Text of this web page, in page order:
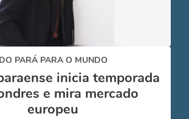
DO PARÁ PARA O MUNDO
inicia temporada
e mira mercado
europeu